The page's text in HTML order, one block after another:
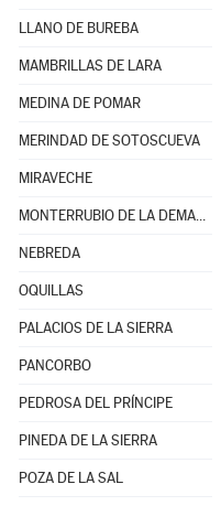
LLANO DE BUREBA
MAMBRILLAS DE LARA
MEDINA DE POMAR
MERINDAD DE SOTOSCUEVA
MIRAVECHE
MONTERRUBIO DE LA DEMANDA
NEBREDA
OQUILLAS
PALACIOS DE LA SIERRA
PANCORBO
PEDROSA DEL PRÍNCIPE
PINEDA DE LA SIERRA
POZA DE LA SAL